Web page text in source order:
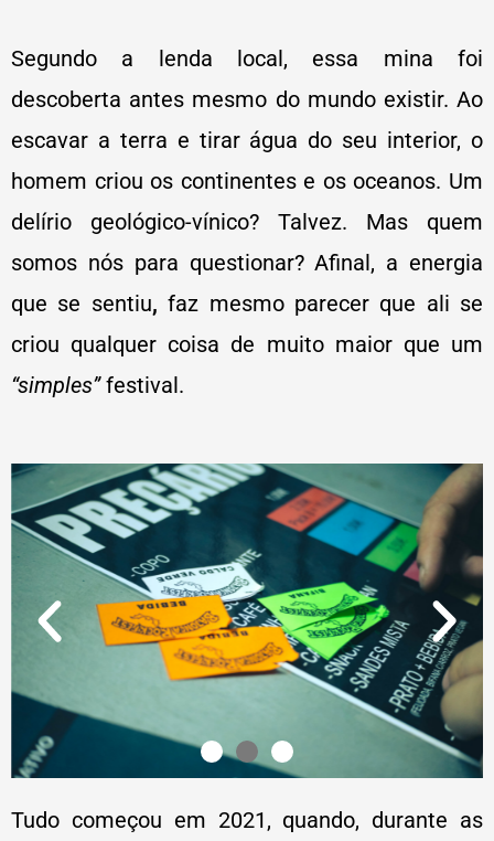
Segundo a lenda local, essa mina foi
descoberta antes mesmo do mundo existir. Ao
escavar a terra e tirar água do seu interior, o
homem criou os continentes e os oceanos. Um
delírio geológico-vínico? Talvez. Mas quem
somos nós para questionar? Afinal, a energia
que se sentiu, faz mesmo parecer que ali se
criou qualquer coisa de muito maior que um
“simples”festival.
Tudo começou em 2021, quando, durante as